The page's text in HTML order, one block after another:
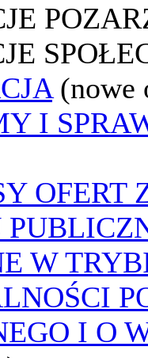
(nowe
I
OFERT
W
I O